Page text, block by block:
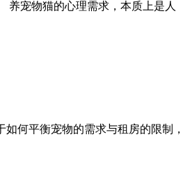
养宠物猫的心理需求，本质上是人
何平衡宠物的需求与租房的限制，